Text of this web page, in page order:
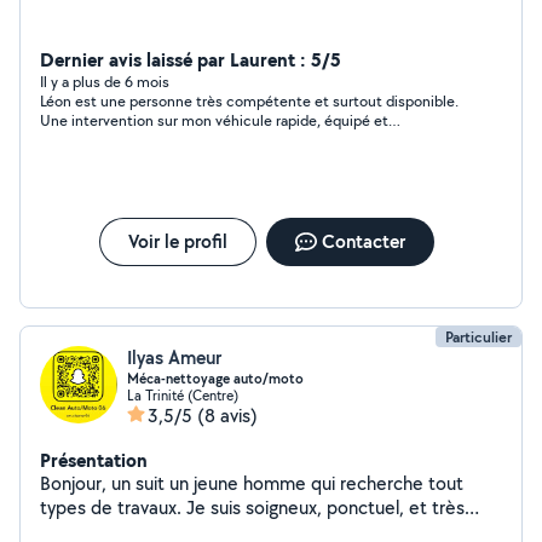
Dernier avis laissé par Laurent : 5/5
Il y a plus de 6 mois
Léon est une personne très compétente et surtout disponible.
Une intervention sur mon véhicule rapide, équipé et
Voir le profil Contacter
Particulier
Ilyas Ameur
Méca-nettoyage auto/moto
La Trinité (Centre)
3,5/5 (8 avis)
Présentation
Bonjour, un suit un jeune homme qui recherche tout
types de travaux. Je suis soigneux, ponctuel, et très